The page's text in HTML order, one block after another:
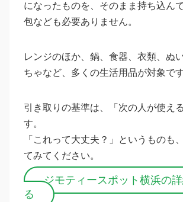
になったものを、そのまま持ち込ん
包なども必要ありません。
レンジのほか、鍋、食器、衣類、ぬ
ちゃなど、多くの生活用品が対象です
引き取りの基準は、「次の人が使え
す。
「これって大丈夫？」というものも
てみてください。
ジモティースポット横浜の
る